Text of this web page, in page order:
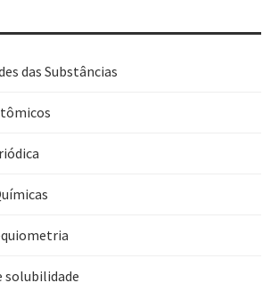
das Substâncias
solubilidade